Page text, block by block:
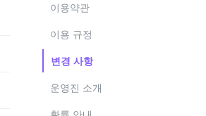
이용약관
이용 규정
변경 사항
운영진 소개